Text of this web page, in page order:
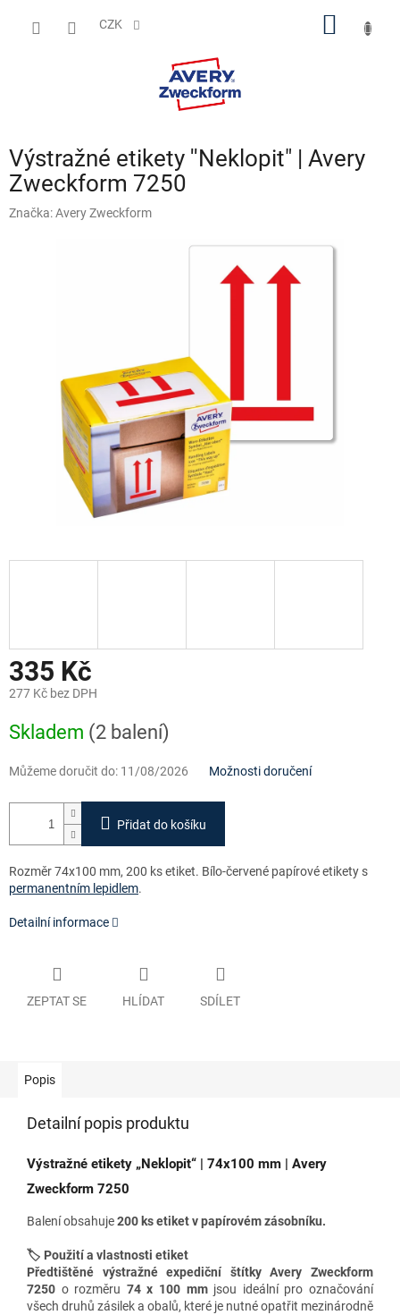
CZK
Výstražné etikety ''Neklopit" | Avery
Zweckform 7250
Značka:Avery Zweckform
335 Kč
277 Kč bez DPH
cena:
Skladem (2 balení)
Můžeme doručit do: 11/08/2026 Možnosti doručení
Přidat do košíku
Rozměr 74x100 mm, 200 ks etiket. Bílo-červené papírové etikety s
permanentním lepidlem.
Detailní informace
ZEPTAT SE HLÍDAT SDÍLET
Popis
Detailní popis produktu
Výstražné etikety „Neklopit“ | 74x100 mm | Avery
Zweckform 7250
Balení obsahuje200 ks etiket v papírovém zásobníku.
🏷️ Použití a vlastnosti etiket
Předtištěné výstražné expediční štítky Avery Zweckform
7250 o rozměru 74 x 100 mmjsou ideální pro označování
všech druhů zásilek a obalů, které je nutné opatřit mezinárodně